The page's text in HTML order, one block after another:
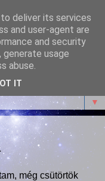
Mosollyal,
csokival.
▼
még csütörtök
deliver its services
and user-agent are
and security
usage
abuse.
IT